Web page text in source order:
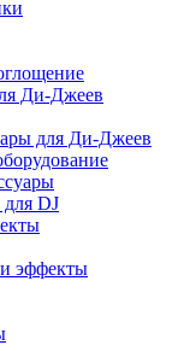
Ди-Джеев
для Ди-Джеев
DJ
эффекты